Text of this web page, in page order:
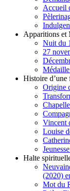
Accueil
Apparitions et
Nuit du
27
Histoire d’une
Origine
Vincent
Louise
Halte
(2020)
Mot du